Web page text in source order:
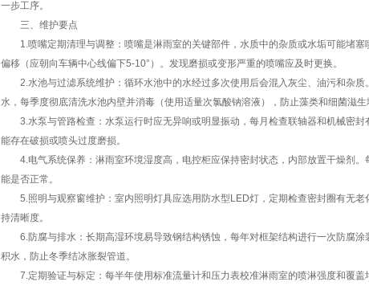
一步工序。
三、维护要点
1.喷嘴定期清理与调整：喷嘴是淋雨室的关键部件，水质中的杂质或水垢可能堵塞
偏移（应朝向车辆中心线偏下5-10°）。发现磨损或变形严重的喷嘴应及时更换。
2.水池与过滤系统维护：循环水池中的水经过多次使用后会混入灰尘、油污和杂质
水，每季度彻底清洗水池内壁并消毒（使用适量次氯酸钠溶液），防止藻类和细菌滋生
3.水泵与管路检查：水泵运行时应无异响或明显振动，每月检查联轴器和机械密封
能存在破损或喷头过度磨损。
4.电气系统保养：淋雨室环境湿度高，电控柜应保持密封状态，内部放置干燥剂。
能是否正常。
5.照明与观察窗维护：室内照明灯具应选用防水型LED灯，定期检查密封圈有无老
持清晰度。
6.防腐与排水：长期高湿环境易导致钢结构锈蚀，每年对框架结构进行一次防腐涂
积水，防止冬季结冰胀裂管道。
7.定期验证与标定：每半年使用标准流量计和压力表校准淋雨室的喷淋强度和覆盖